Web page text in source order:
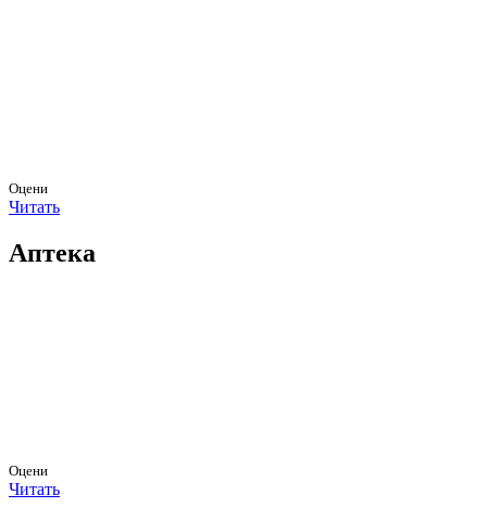
Оцени
Читать
Аптека
Оцени
Читать